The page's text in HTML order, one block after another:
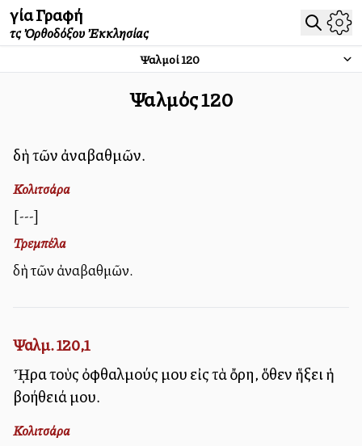
Ἁγία Γραφή
τῆς Ὀρθοδόξου Ἐκκλησίας
Ψαλμοί120
Ψαλμός120
ᾨδὴ τῶν ἀναβαθμῶν.
Κολιτσάρα
[---]
Τρεμπέλα
Ὠδὴ τῶν ἀναβαθμῶν.
Ψαλμ. 120,1
ᾞρα τοὺς ὀφθαλμούς μου εἰς τὰ ὄρη, ὅθεν ἥξει ἡ
βοήθειά μου.
Κολιτσάρα